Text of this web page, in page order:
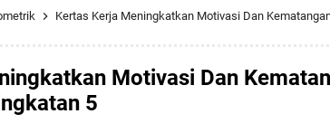
Kertas Kerja Meningkatkan Motivasi Dan
Motivasi Dan
5